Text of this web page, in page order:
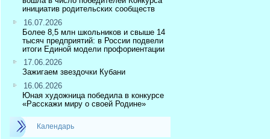
инициатив родительских сообществ
16.07.2026
Более 8,5 млн школьников и свыше 14
тысяч предприятий: в России подвели
итоги Единой модели профориентации
17.06.2026
Зажигаем звездочки Кубани
16.06.2026
Юная художница победила в конкурсе
«Расскажи миру о своей Родине»
Календарь